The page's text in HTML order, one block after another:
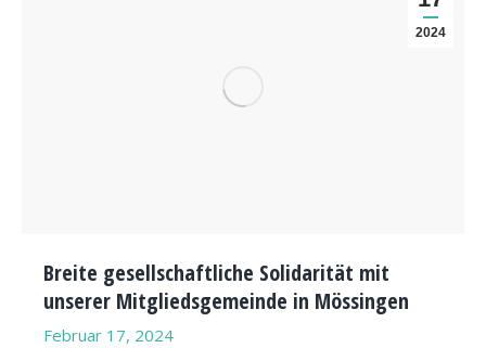
2024
Breite gesellschaftliche Solidarität mit
unserer Mitgliedsgemeinde in Mössingen
Februar 17, 2024